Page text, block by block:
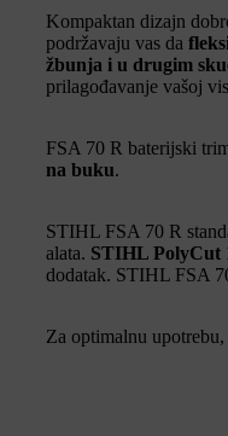
Kompaktan dizajn
podržavaju vas da
žbunja i u drugim
prilagođavanje vašoj
FSA 70 R baterijski
na buku.
STIHL FSA 70 R
alata. STIHL PolyCut
dodatak. STIHL FSA
Za optimalnu